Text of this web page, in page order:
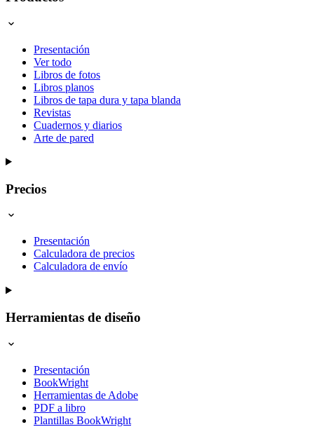
Presentación
Ver todo
Libros de fotos
Libros planos
Libros de tapa dura y tapa blanda
Revistas
Cuadernos y diarios
Arte de pared
Precios
Presentación
Calculadora de precios
Calculadora de envío
Herramientas de diseño
Presentación
BookWright
Herramientas de Adobe
PDF a libro
Plantillas BookWright